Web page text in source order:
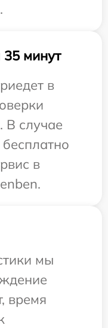
минут
в
В случае
в
мы
время